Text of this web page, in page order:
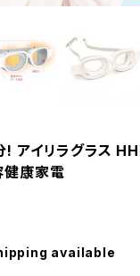
! アイリラグラス
健康家電
available